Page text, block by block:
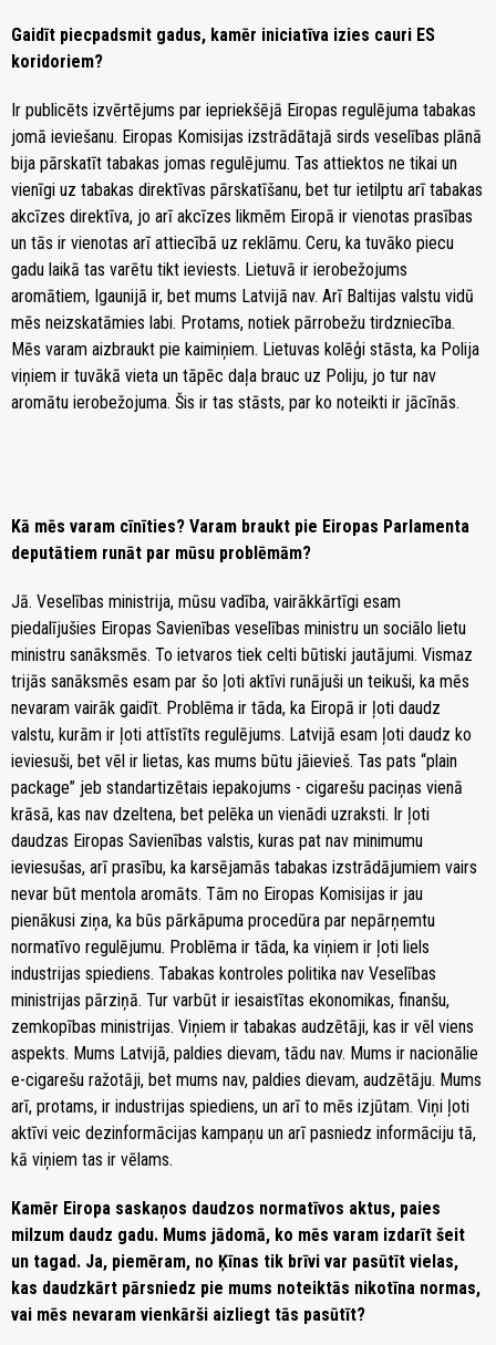
Gaidīt piecpadsmit gadus, kamēr iniciatīva izies cauri ES
koridoriem?
Ir publicēts izvērtējums par iepriekšējā Eiropas regulējuma tabakas
jomā ieviešanu. Eiropas Komisijas izstrādātajā sirds veselības plānā
bija pārskatīt tabakas jomas regulējumu. Tas attiektos ne tikai un
vienīgi uz tabakas direktīvas pārskatīšanu, bet tur ietilptu arī tabakas
akcīzes direktīva, jo arī akcīzes likmēm Eiropā ir vienotas prasības
un tās ir vienotas arī attiecībā uz reklāmu. Ceru, ka tuvāko piecu
gadu laikā tas varētu tikt ieviests. Lietuvā ir ierobežojums
aromātiem, Igaunijā ir, bet mums Latvijā nav. Arī Baltijas valstu vidū
mēs neizskatāmies labi. Protams, notiek pārrobežu tirdzniecība.
Mēs varam aizbraukt pie kaimiņiem. Lietuvas kolēģi stāsta, ka Polija
viņiem ir tuvākā vieta un tāpēc daļa brauc uz Poliju, jo tur nav
aromātu ierobežojuma. Šis ir tas stāsts, par ko noteikti ir jācīnās.
Kā mēs varam cīnīties? Varam braukt pie Eiropas Parlamenta
deputātiem runāt par mūsu problēmām?
Jā. Veselības ministrija, mūsu vadība, vairākkārtīgi esam
piedalījušies Eiropas Savienības veselības ministru un sociālo lietu
ministru sanāksmēs. To ietvaros tiek celti būtiski jautājumi. Vismaz
trijās sanāksmēs esam par šo ļoti aktīvi runājuši un teikuši, ka mēs
nevaram vairāk gaidīt. Problēma ir tāda, ka Eiropā ir ļoti daudz
valstu, kurām ir ļoti attīstīts regulējums. Latvijā esam ļoti daudz ko
ieviesuši, bet vēl ir lietas, kas mums būtu jāievieš. Tas pats “plain
package” jeb standartizētais iepakojums - cigarešu paciņas vienā
krāsā, kas nav dzeltena, bet pelēka un vienādi uzraksti. Ir ļoti
daudzas Eiropas Savienības valstis, kuras pat nav minimumu
ieviesušas, arī prasību, ka karsējamās tabakas izstrādājumiem vairs
nevar būt mentola aromāts. Tām no Eiropas Komisijas ir jau
pienākusi ziņa, ka būs pārkāpuma procedūra par nepārņemtu
normatīvo regulējumu. Problēma ir tāda, ka viņiem ir ļoti liels
industrijas spiediens. Tabakas kontroles politika nav Veselības
ministrijas pārziņā. Tur varbūt ir iesaistītas ekonomikas, finanšu,
zemkopības ministrijas. Viņiem ir tabakas audzētāji, kas ir vēl viens
aspekts. Mums Latvijā, paldies dievam, tādu nav. Mums ir nacionālie
e-cigarešu ražotāji, bet mums nav, paldies dievam, audzētāju. Mums
arī, protams, ir industrijas spiediens, un arī to mēs izjūtam. Viņi ļoti
aktīvi veic dezinformācijas kampaņu un arī pasniedz informāciju tā,
kā viņiem tas ir vēlams.
Kamēr Eiropa saskaņos daudzos normatīvos aktus, paies
milzum daudz gadu. Mums jādomā, ko mēs varam izdarīt šeit
un tagad. Ja, piemēram, no Ķīnas tik brīvi var pasūtīt vielas,
kas daudzkārt pārsniedz pie mums noteiktās nikotīna normas,
vai mēs nevaram vienkārši aizliegt tās pasūtīt?